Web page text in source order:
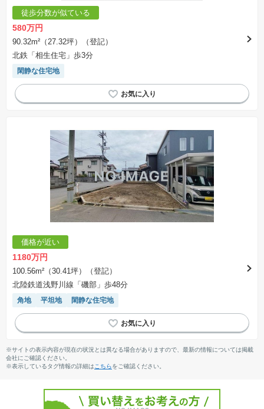
徒歩分数が似ている
580万円
90.32m²（27.32坪）（登記）
北鉄「相生住宅」歩3分
閑静な住宅地
価格が近い
1180万円
100.56m²（30.41坪）（登記）
北陸鉄道浅野川線「磯部」歩48分
角地 平坦地 閑静な住宅地
※サイトの表示内容が現在の状況とは異なる場合がありますので、最新の情報については掲載
会社にご確認ください。
※表示しているタグ情報の詳細は こちらをご確認ください。